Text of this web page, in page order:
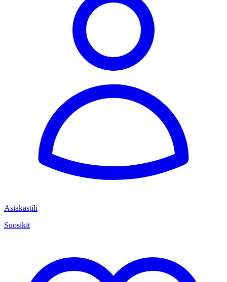
Asiakastili
Suosikit